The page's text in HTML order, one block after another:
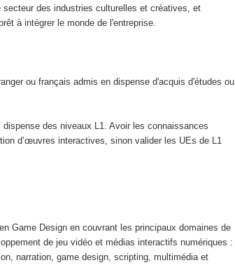
des industries culturelles et créatives, et
à intégrer le monde de l'entreprise.
ou français admis en dispense d'acquis d'études ou
des niveaux L1. Avoir les connaissances
d’œuvres interactives, sinon valider les UEs de L1
Game Design en couvrant les principaux domaines de
de jeu vidéo et médias interactifs numériques :
narration, game design, scripting, multimédia et